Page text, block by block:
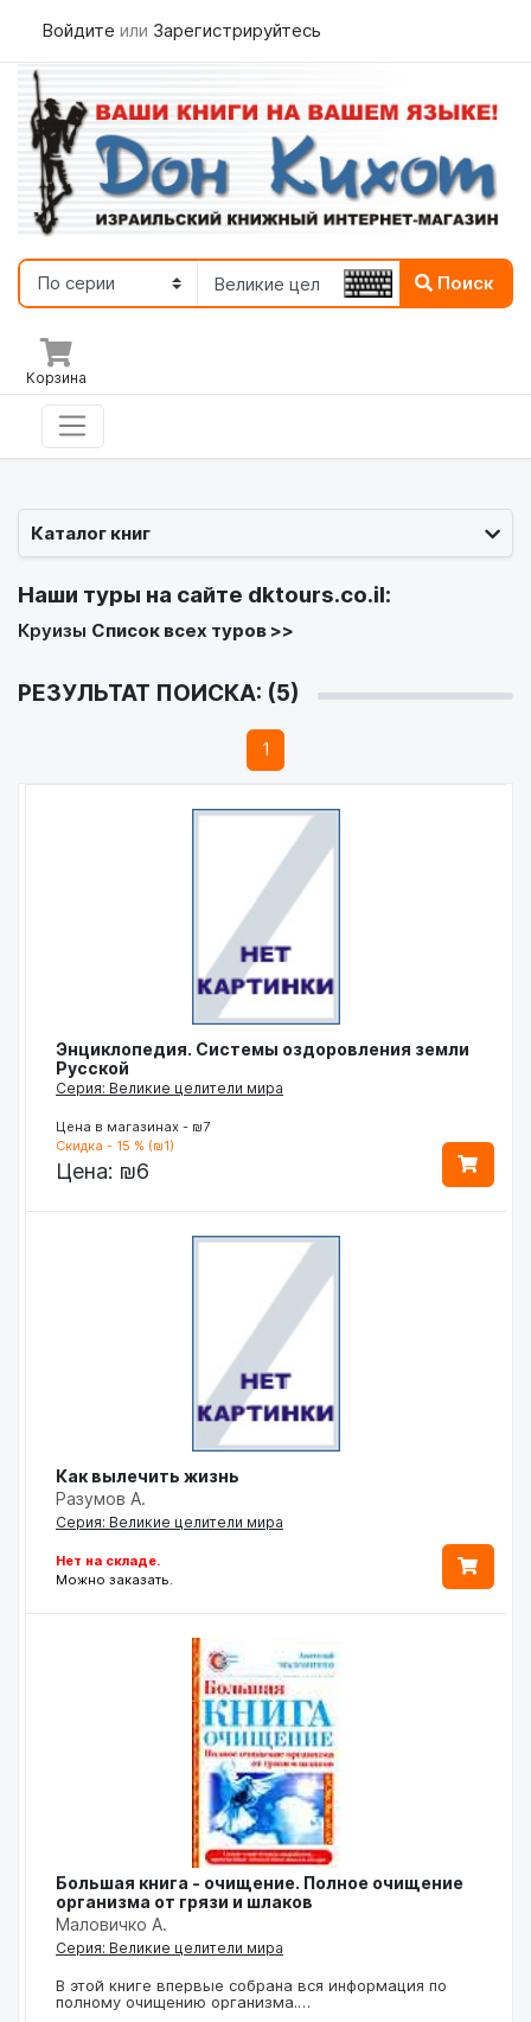
Войдите или Зарегистрируйтесь
Поиск
Корзина
Каталог книг
Наши туры на сайте dktours.co.il:
Круизы Список всех туров >>
РЕЗУЛЬТАТ ПОИСКА: (5)
1
Энциклопедия. Системы оздоровления земли
Русской
Серия: Великие целители мира
Цена в магазинах - ₪7
Скидка - 15 % (₪1)
Цена: ₪6
Как вылечить жизнь
Разумов А.
Серия: Великие целители мира
Нет на складе.
Можно заказать.
Большая книга - очищение. Полное очищение
организма от грязи и шлаков
Маловичко А.
Серия: Великие целители мира
В этой книге впервые собрана вся информация по
полному очищению организма.…